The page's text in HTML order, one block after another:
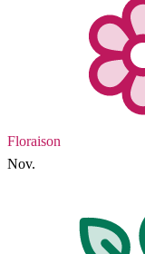
Floraison
Nov.